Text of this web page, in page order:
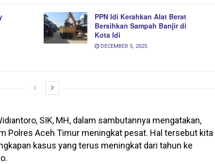
PPN Idi Kerahkan Alat Berat
Bersihkan Sampah Banjir di
Kota Idi
DECEMBER 5, 2025
SIK, MH, dalam sambutannya mengatakan,
Polres Aceh Timur meningkat pesat. Hal tersebut kita
kasus yang terus meningkat dari tahun ke